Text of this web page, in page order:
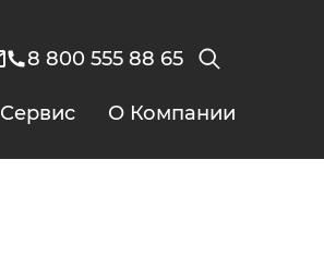
8 800 555 88 65
Сервис О Компании